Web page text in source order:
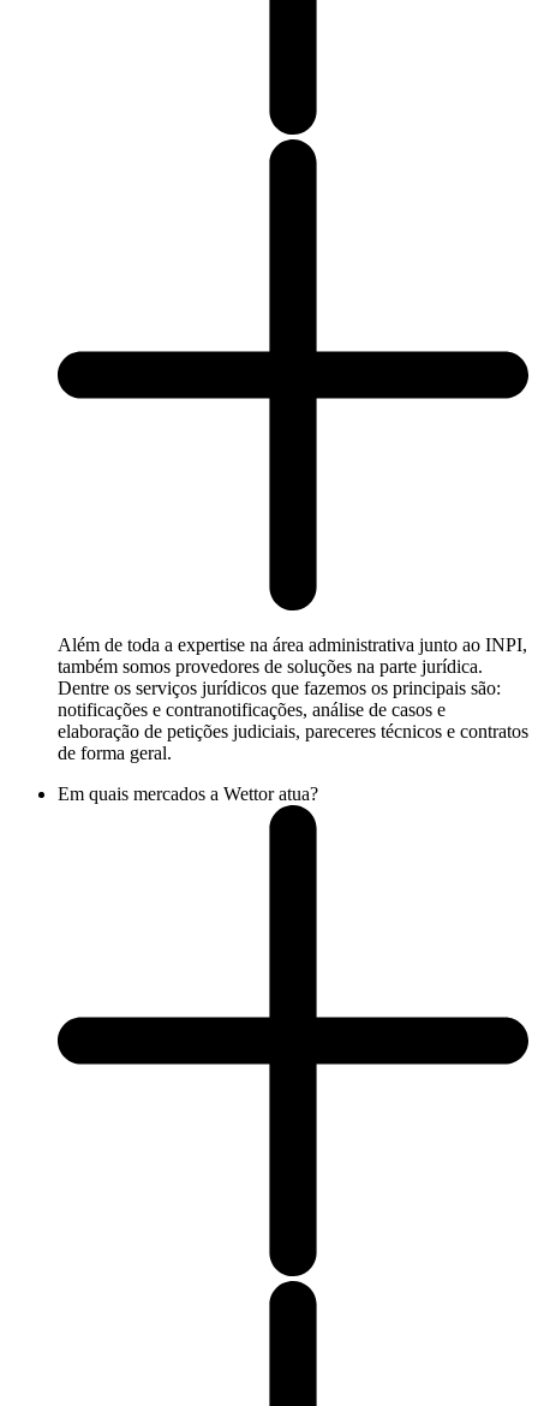
Além de toda a expertise na área administrativa junto ao INPI,
também somos provedores de soluções na parte jurídica.
Dentre os serviços jurídicos que fazemos os principais são:
notificações e contranotificações, análise de casos e
elaboração de petições judiciais, pareceres técnicos e contratos
de forma geral.
Em quais mercados a Wettor atua?